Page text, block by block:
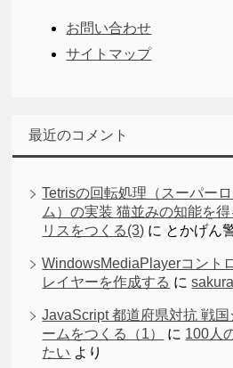
お問い合わせ
サイトマップ
最近のコメント
Tetrisの回転処理（スーパー
ム）の実装 猫並みの知能を
リスをつくる(3) に とかげん
WindowsMediaPlayerコント
レイヤーを作成する にsakura
JavaScript 都道府県対抗 戦
ームをつくる（1）
に 100人
たい より